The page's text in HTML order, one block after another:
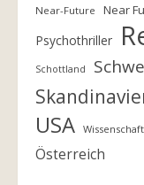
Near-Future Near
Psychothriller
Schottland
USA
Österreich